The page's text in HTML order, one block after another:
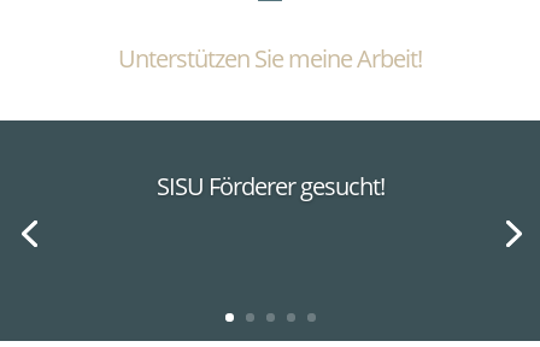
Unterstützen Sie meine Arbeit!
SISU Förderer gesucht!